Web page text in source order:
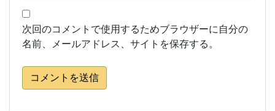
次回のコメントで使用するためブラウザーに自分の
名前、メールアドレス、サイトを保存する。
コメントを送信